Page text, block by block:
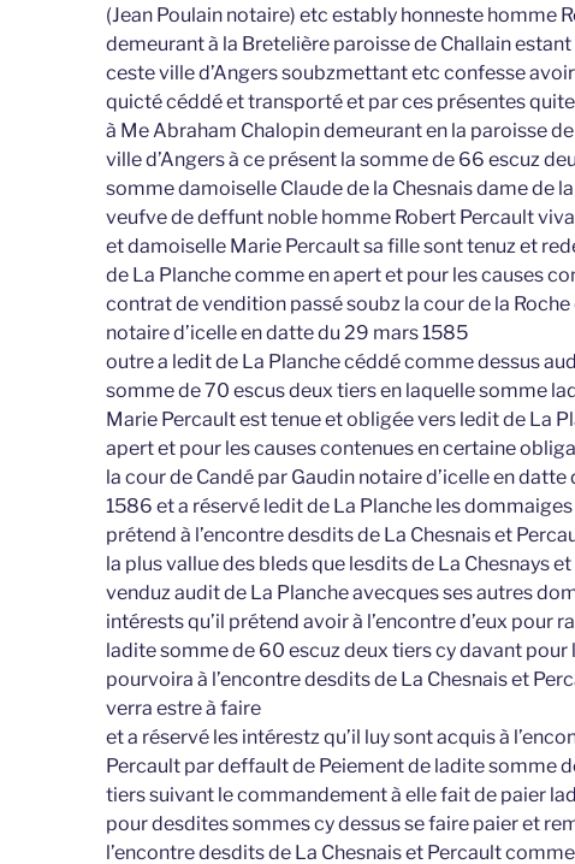
(Jean Poulain notaire) etc estably honneste homme
demeurant à la Bretelière paroisse de Challain
ceste ville d’Angers soubzmettant etc confesse
quicté céddé et transporté et par ces présentes quite
à Me Abraham Chalopin demeurant en la paroisse
ville d’Angers à ce présent la somme de 66 escuz
somme damoiselle Claude de la Chesnais dame de
veufve de deffunt noble homme Robert Percault
et damoiselle Marie Percault sa fille sont tenuz et
de La Planche comme en apert et pour les causes
contrat de vendition passé soubz la cour de la Roche
notaire d’icelle en datte du 29 mars 1585
outre a ledit de La Planche céddé comme dessus
somme de 70 escus deux tiers en laquelle somme
Marie Percault est tenue et obligée vers ledit de La
apert et pour les causes contenues en certaine
la cour de Candé par Gaudin notaire d’icelle en datte
1586 et a réservé ledit de La Planche les dommaiges
prétend à l’encontre desdits de La Chesnais et
la plus vallue des bleds que lesdits de La Chesnays
venduz audit de La Planche avecques ses autres
intérests qu’il prétend avoir à l’encontre d’eux pour
ladite somme de 60 escuz deux tiers cy davant pour
pourvoira à l’encontre desdits de La Chesnais et
verra estre à faire
et a réservé les intérestz qu’il luy sont acquis à
Percault par deffault de Peiement de ladite somme
tiers suivant le commandement à elle fait de paier
pour desdites sommes cy dessus se faire paier et
l’encontre desdits de La Chesnais et Percault